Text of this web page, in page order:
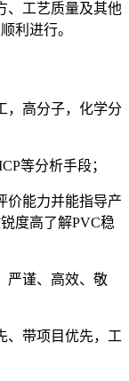
、工艺质量及其他
利进行。
，高分子，化学分
等分析手段；
价能力并能指导产
度高了解PVC稳
严谨、高效、敬
、带项目优先，工